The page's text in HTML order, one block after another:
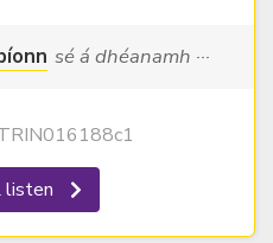
sé á dhéanamh ···
listen